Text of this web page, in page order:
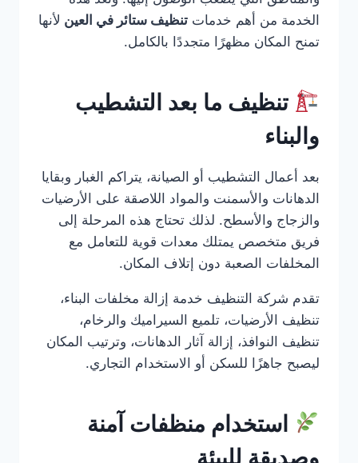
الخدمة من أهم خدمات تنظيف ستائر في العين لأنها
تمنح المكان مظهرًا متجددًا بالكامل.
تنظيف ما بعد التشطيب
والبناء
بعد أعمال التشطيب أو الصيانة، يتراكم الغبار وبقايا
الدهانات والأسمنت والمواد اللاصقة على الأرضيات
والزجاج والأسطح. لذلك تحتاج هذه المرحلة إلى
فريق متخصص يمتلك معدات قوية للتعامل مع
المخلفات الصعبة دون إتلاف المكان.
تقدم شركة التنظيف خدمة إزالة مخلفات البناء،
تنظيف الأرضيات، تلميع السيراميك والرخام،
تنظيف النوافذ، إزالة آثار الدهانات، وترتيب المكان
ليصبح جاهزًا للسكن أو الاستخدام التجاري.
استخدام منظفات آمنة
وصديقة للبيئة